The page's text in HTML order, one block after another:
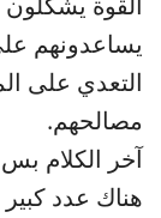
يساعدونهم
التعدي على
مصالحهم.
آخر الكلام
هناك عدد كبير